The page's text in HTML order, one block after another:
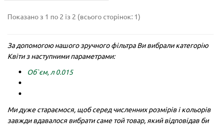
Показано з 1 по 2 із 2 (всього сторінок: 1)
За допомогою нашого зручного фільтра Ви вибрали категорію
Квіти з наступними параметрами:
Об`єм, л 0.015
Ми дуже стараємося, щоб серед численних розмірів і кольорів
завжди вдавалося вибрати саме той товар, який відповідав би